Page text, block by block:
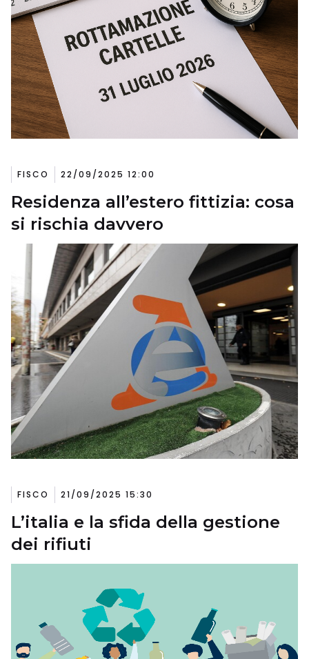
FISCO 22/09/2025 12:00
Residenza all’estero fittizia: cosa
si rischia davvero
FISCO 21/09/2025 15:30
L’italia e la sfida della gestione
dei rifiuti